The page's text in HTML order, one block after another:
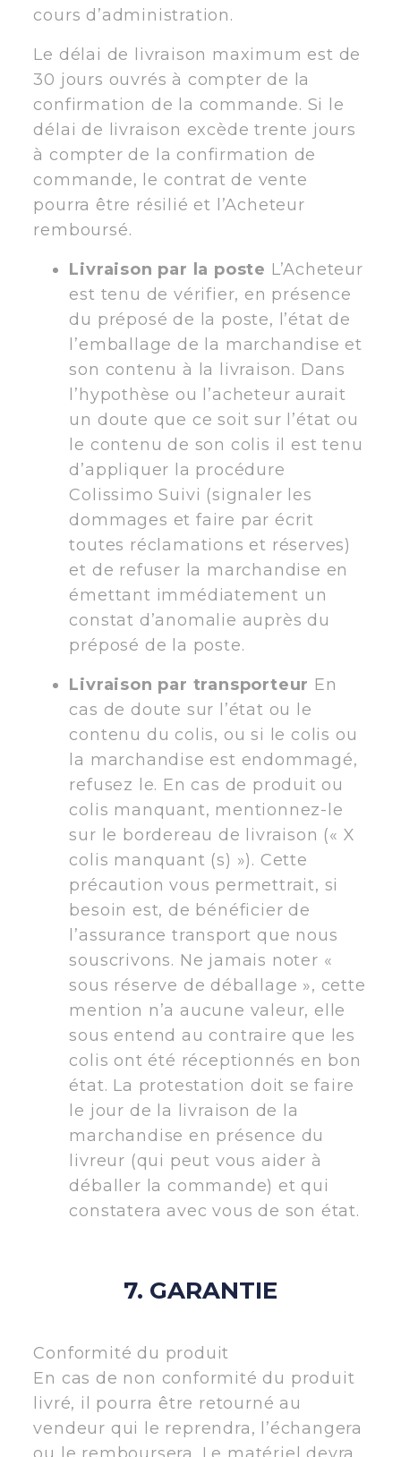
cours d’administration.
Le délai de livraison maximum est de
30 jours ouvrés à compter de la
confirmation de la commande. Si le
délai de livraison excède trente jours
à compter de la confirmation de
commande, le contrat de vente
pourra être résilié et l’Acheteur
remboursé.
Livraison par la poste L’Acheteur
est tenu de vérifier, en présence
du préposé de la poste, l’état de
l’emballage de la marchandise et
son contenu à la livraison. Dans
l’hypothèse ou l’acheteur aurait
un doute que ce soit sur l’état ou
le contenu de son colis il est tenu
d’appliquer la procédure
Colissimo Suivi (signaler les
dommages et faire par écrit
toutes réclamations et réserves)
et de refuser la marchandise en
émettant immédiatement un
constat d’anomalie auprès du
préposé de la poste.
Livraison par transporteur En
cas de doute sur l’état ou le
contenu du colis, ou si le colis ou
la marchandise est endommagé,
refusez le. En cas de produit ou
colis manquant, mentionnez-le
sur le bordereau de livraison (« X
colis manquant (s) »). Cette
précaution vous permettrait, si
besoin est, de bénéficier de
l’assurance transport que nous
souscrivons. Ne jamais noter «
sous réserve de déballage », cette
mention n’a aucune valeur, elle
sous entend au contraire que les
colis ont été réceptionnés en bon
état. La protestation doit se faire
le jour de la livraison de la
marchandise en présence du
livreur (qui peut vous aider à
déballer la commande) et qui
constatera avec vous de son état.
7. GARANTIE
Conformité du produit
En cas de non conformité du produit
livré, il pourra être retourné au
vendeur qui le reprendra, l’échangera
ou le remboursera. Le matériel devra